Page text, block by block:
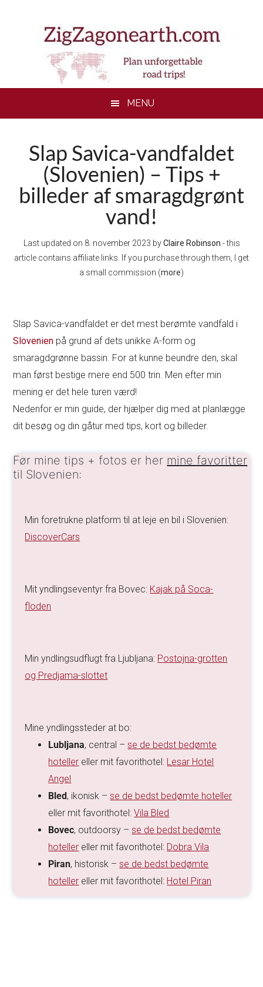
MENU
Slap Savica-vandfaldet
(Slovenien) – Tips +
billeder af smaragdgrønt
vand!
Last updated on 8. november 2023 byClaire Robinson - this
article contains affiliate links. If you purchase through them, I get
a small commission (more)
Slap Savica-vandfaldet er det mest berømte vandfald i
Slovenien på grund af dets unikke A-form og
smaragdgrønne bassin. For at kunne beundre den, skal
man først bestige mere end 500 trin. Men efter min
mening er det hele turen værd!
Nedenfor er min guide, der hjælper dig med at planlægge
dit besøg og din gåtur med tips, kort og billeder.
Før mine tips + fotos er her mine favoritter
til Slovenien:
Min foretrukne platform til at leje en bil i Slovenien:
DiscoverCars
Mit yndlingseventyr fra Bovec: Kajak på Soca-
floden
Min yndlingsudflugt fra Ljubljana: Postojna-grotten
og Predjama-slottet
Mine yndlingssteder at bo:
Lubljana, central –se de bedst bedømte
hoteller eller mit favorithotel: Lesar Hotel
Angel
Bled , ikonisk –se de bedst bedømte hoteller
eller mit favorithotel:Vila Bled
Bovec, outdoorsy –se de bedst bedømte
hoteller eller mit favorithotel: Dobra Vila
Piran, historisk –se de bedst bedømte
hoteller eller mit favorithotel: Hotel Piran